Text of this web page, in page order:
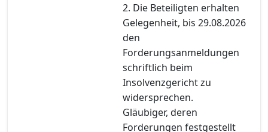
2. Die Beteiligten erhalten
Gelegenheit, bis 29.08.2026
den
Forderungsanmeldungen
schriftlich beim
Insolvenzgericht zu
widersprechen.
Gläubiger, deren
Forderungen festgestellt